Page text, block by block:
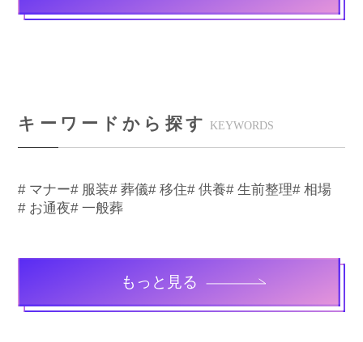
キーワードから探す KEYWORDS
# マナー# 服装# 葬儀# 移住# 供養# 生前整理# 相場
# お通夜# 一般葬
もっと見る